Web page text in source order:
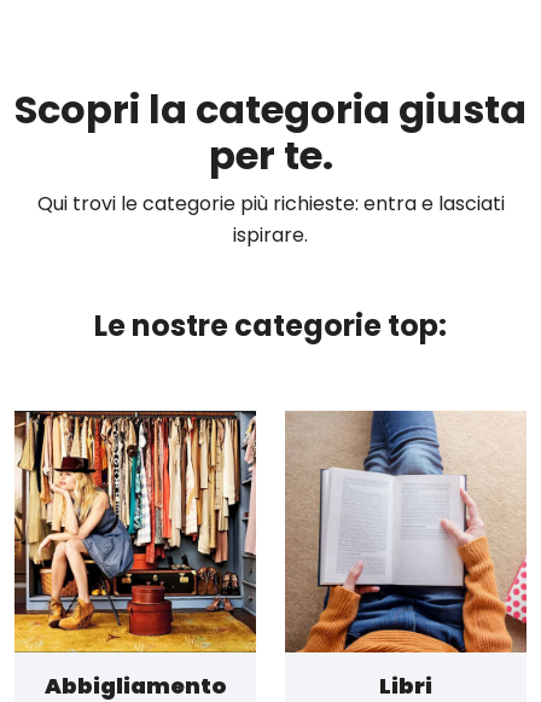
Scopri la categoria giusta
per te.
Qui trovi le categorie più richieste: entra e lasciati
ispirare.
Le nostre categorie top:
Abbigliamento Libri